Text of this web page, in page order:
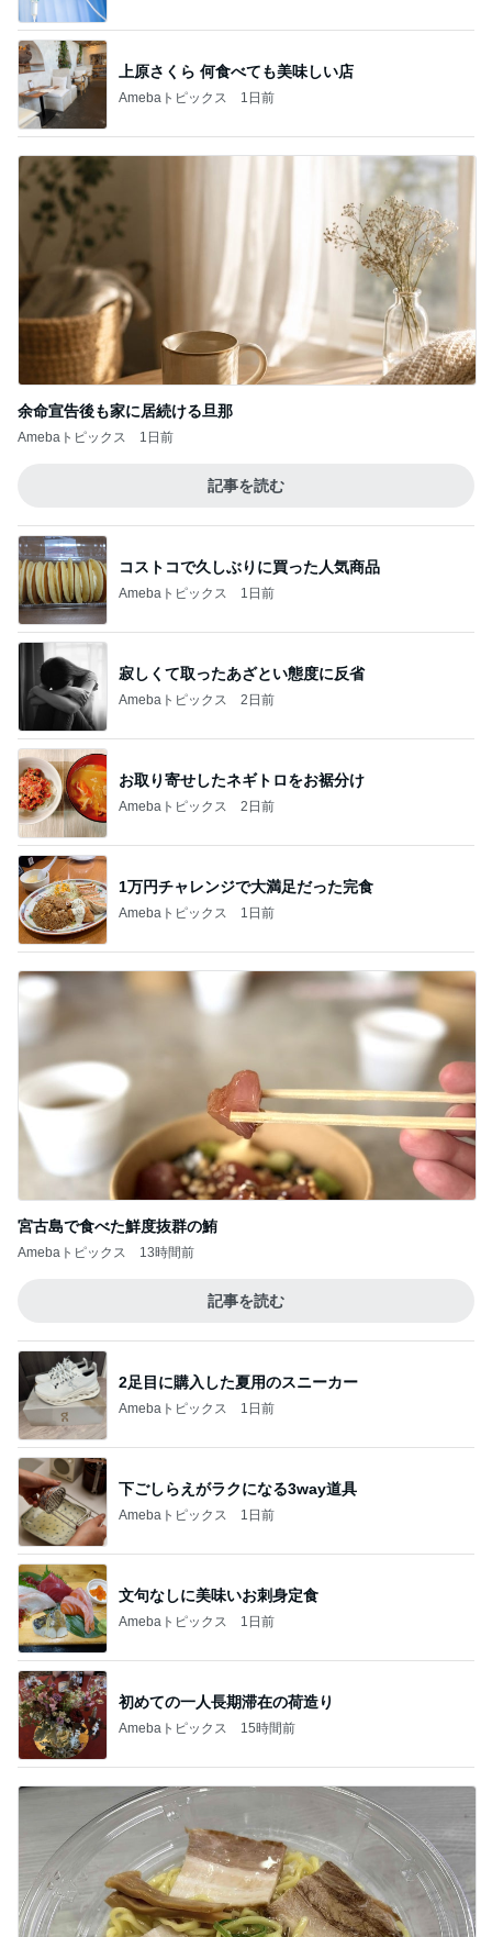
上原さくら 何食べても美味しい店
Amebaトピックス 1日前
余命宣告後も家に居続ける旦那
Amebaトピックス 1日前
記事を読む
コストコで久しぶりに買った人気商品
Amebaトピックス 1日前
寂しくて取ったあざとい態度に反省
Amebaトピックス 2日前
お取り寄せしたネギトロをお裾分け
Amebaトピックス 2日前
1万円チャレンジで大満足だった完食
Amebaトピックス 1日前
宮古島で食べた鮮度抜群の鮪
Amebaトピックス 13時間前
記事を読む
2足目に購入した夏用のスニーカー
Amebaトピックス 1日前
下ごしらえがラクになる3way道具
Amebaトピックス 1日前
文句なしに美味いお刺身定食
Amebaトピックス 1日前
初めての一人長期滞在の荷造り
Amebaトピックス 15時間前